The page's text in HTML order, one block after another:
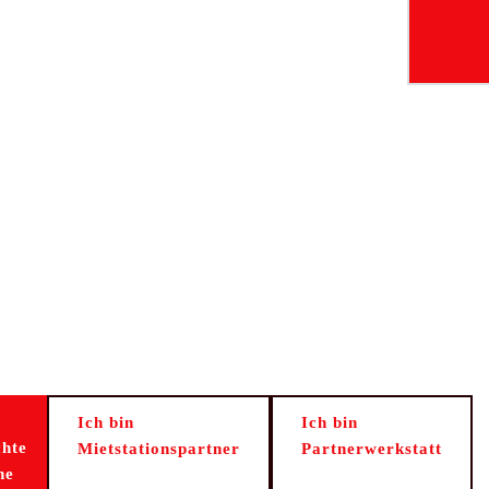
Ich bin
Mietstationspartner
Ich bin
Partnerwerkstatt